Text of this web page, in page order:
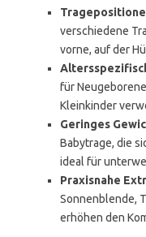
verschiedene
vorne, auf der
für
Kleinkinder
Geringes
Babytrage, die
ideal für
Praxisnahe
Sonnenblende,
erhöhen den